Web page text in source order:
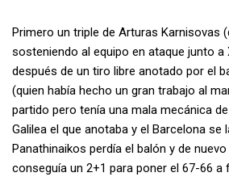
Primero un triple de Arturas Karnisovas
sosteniendo al equipo en ataque junto a
después de un tiro libre anotado por el
(quien había hecho un gran trabajo al
partido pero tenía una mala mecánica
Galilea el que anotaba y el Barcelona se
Panathinaikos perdía el balón y de
conseguía un 2+1 para poner el 67-66 a